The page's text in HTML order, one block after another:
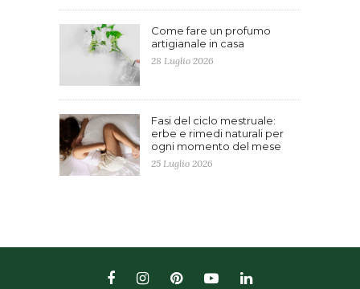
Come fare un profumo
artigianale in casa
28 Luglio 2026
Fasi del ciclo mestruale:
erbe e rimedi naturali per
ogni momento del mese
25 Luglio 2026